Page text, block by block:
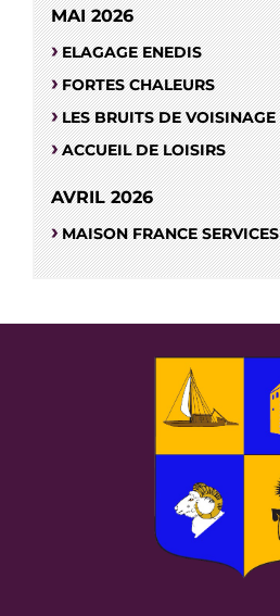
MAI 2026
ELAGAGE ENEDIS
FORTES CHALEURS
LES BRUITS DE VOISINAGE
ACCUEIL DE LOISIRS
AVRIL 2026
MAISON FRANCE SERVICES